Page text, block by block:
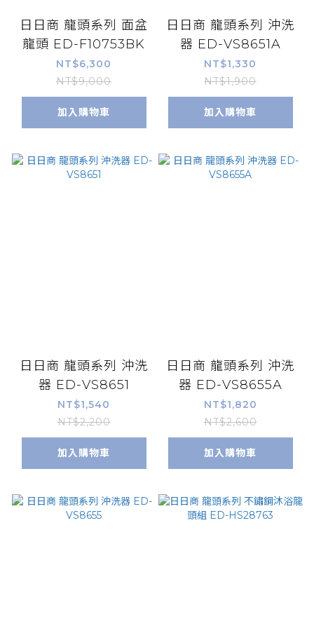
日日商 龍頭系列 面盆
龍頭 ED-F10753BK
NT$6,300
NT$9,000
加入購物車
日日商 龍頭系列 沖洗
器 ED-VS8651A
NT$1,330
NT$1,900
加入購物車
日日商 龍頭系列 沖洗
器 ED-VS8651
NT$1,540
NT$2,200
加入購物車
日日商 龍頭系列 沖洗
器 ED-VS8655A
NT$1,820
NT$2,600
加入購物車